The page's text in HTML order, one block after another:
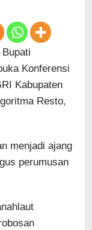
Konferensi
Kabupaten
Resto,
menjadi ajang
perumusan